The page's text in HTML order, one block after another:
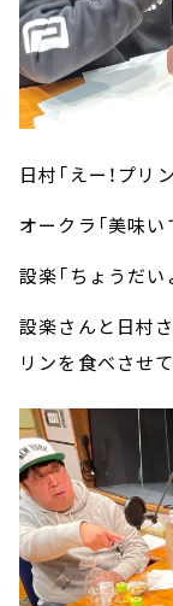
日村「えー！プリ
オークラ「美味い
設楽「ちょうだい
設楽さんと日村
リンを食べさせ